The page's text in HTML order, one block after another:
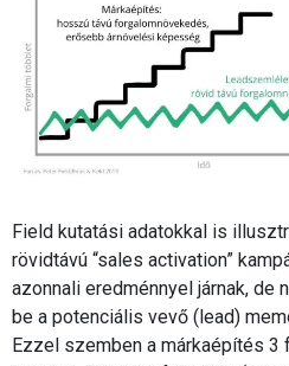
Field kutatási adatokkal is
rövidtávú “sales activation”
azonnali eredménnyel járnak, de
be a potenciális vevő (lead)
Ezzel szemben a márkaépítés 3